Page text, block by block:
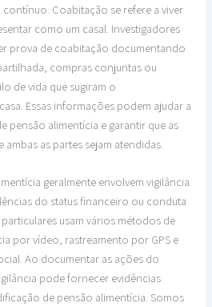
Coabitação se refere a viver
como um casal. Investigadores
prova de coabitação documentando
compras conjuntas ou
de vida que sugiram o
Essas informações podem ajudar a
pensão alimentícia e garantir que as
as partes sejam atendidas.
geralmente envolvem vigilância
do status financeiro ou conduta
usam vários métodos de
por vídeo, rastreamento por GPS e
Ao documentar as ações do
pode fornecer evidências
de pensão alimentícia. Somos